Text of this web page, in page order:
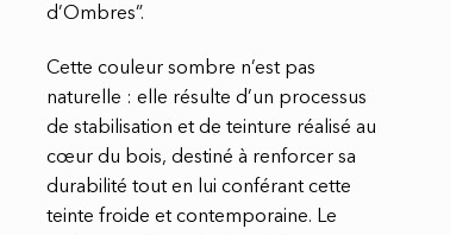
d’Ombres”.
Cette couleur sombre n’est pas
naturelle : elle résulte d’un processus
de stabilisation et de teinture réalisé au
cœur du bois, destiné à renforcer sa
durabilité tout en lui conférant cette
teinte froide et contemporaine. Le